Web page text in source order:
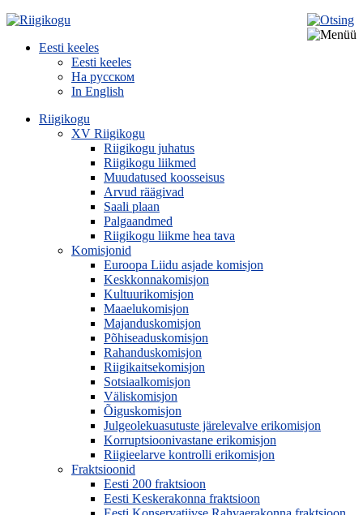
Eesti keeles
Eesti keeles
На русском
In English
Riigikogu
XV Riigikogu
Riigikogu juhatus
Riigikogu liikmed
Muudatused koosseisus
Arvud räägivad
Saali plaan
Palgaandmed
Riigikogu liikme hea tava
Komisjonid
Euroopa Liidu asjade komisjon
Keskkonnakomisjon
Kultuurikomisjon
Maaelukomisjon
Majanduskomisjon
Põhiseaduskomisjon
Rahanduskomisjon
Riigikaitsekomisjon
Sotsiaalkomisjon
Väliskomisjon
Õiguskomisjon
Julgeolekuasutuste järelevalve erikomisjon
Korruptsioonivastane erikomisjon
Riigieelarve kontrolli erikomisjon
Fraktsioonid
Eesti 200 fraktsioon
Eesti Keskerakonna fraktsioon